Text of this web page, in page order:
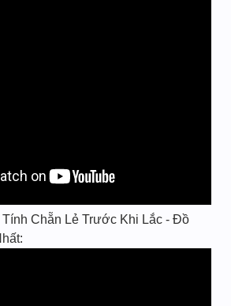
Chẵn Lẻ Trước Khi Lắc - Đồ